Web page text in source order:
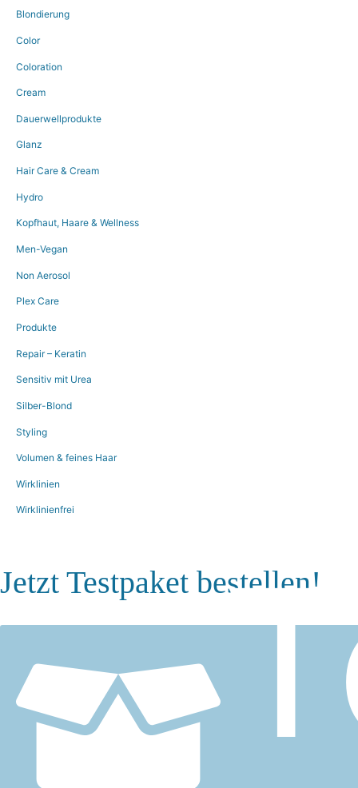
Blondierung
Color
Coloration
Cream
Dauerwellprodukte
Glanz
Hair Care & Cream
Hydro
Kopfhaut, Haare & Wellness
Men-Vegan
Non Aerosol
Plex Care
Produkte
Repair – Keratin
Sensitiv mit Urea
Silber-Blond
Styling
Volumen & feines Haar
Wirklinien
Wirklinienfrei
Jetzt Testpaket bestellen!